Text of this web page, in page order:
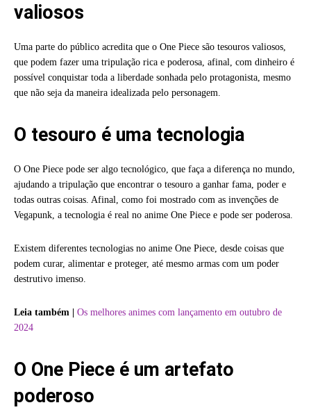
valiosos
Uma parte do público acredita que o One Piece são tesouros valiosos,
que podem fazer uma tripulação rica e poderosa, afinal, com dinheiro é
possível conquistar toda a liberdade sonhada pelo protagonista, mesmo
que não seja da maneira idealizada pelo personagem.
O tesouro é uma tecnologia
O One Piece pode ser algo tecnológico, que faça a diferença no mundo,
ajudando a tripulação que encontrar o tesouro a ganhar fama, poder e
todas outras coisas. Afinal, como foi mostrado com as invenções de
Vegapunk, a tecnologia é real no anime One Piece e pode ser poderosa.
Existem diferentes tecnologias no anime One Piece, desde coisas que
podem curar, alimentar e proteger, até mesmo armas com um poder
destrutivo imenso.
Leia também | Os melhores animes com lançamento em outubro de
2024
O One Piece é um artefato
poderoso